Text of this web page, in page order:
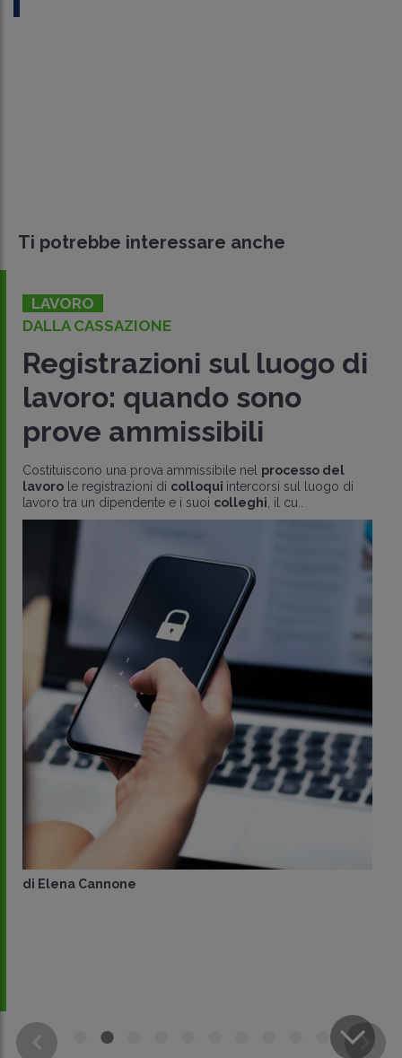
CONDIVIDI
Ti potrebbe interessare anche
LAVORO
DALLA CASSAZIONE
Registrazioni sul luogo di
lavoro: quando sono
prove ammissibili
Costituiscono una prova ammissibile nel processo del
lavoro le registrazioni di colloqui intercorsi sul luogo di
lavoro tra un dipendente e i suoi colleghi , il cu..
di Elena Cannone